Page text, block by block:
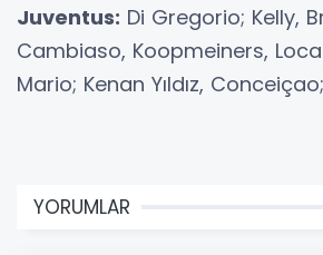
Juventus: Di Gregorio; Kelly,
Cambiaso, Koopmeiners,
Mario; Kenan Yıldız,
YORUMLAR